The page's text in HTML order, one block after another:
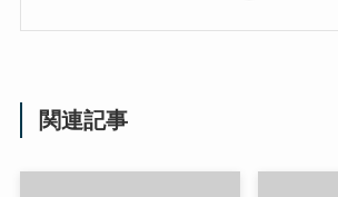
関連記事